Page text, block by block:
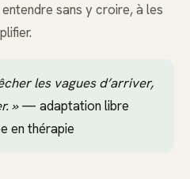
sans y croire, à les
les vagues d’arriver,
»— adaptation libre
en thérapie